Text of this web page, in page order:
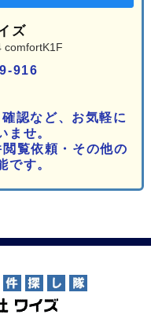
ズ
comfortK1F
916
認など、お気軽に
ませ。
覧依頼・その他の
です。